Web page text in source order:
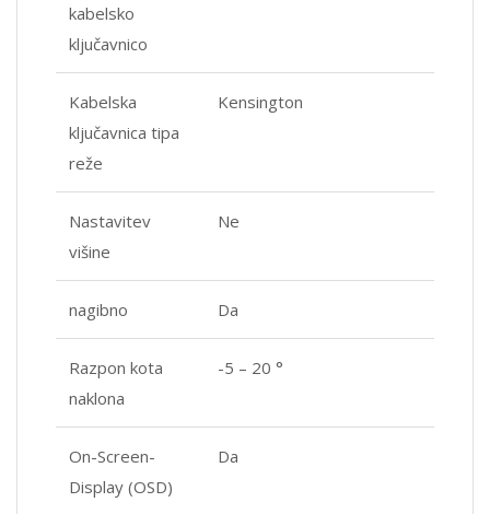
kabelsko
ključavnico
Kabelska
ključavnica tipa
reže
Kensington
Nastavitev
višine
Ne
nagibno Da
Razpon kota
naklona
-5 – 20 °
On-Screen-
Display (OSD)
Da